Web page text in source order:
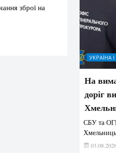
зброї на
УКРАЇНА І
На
доріг
СБУ та